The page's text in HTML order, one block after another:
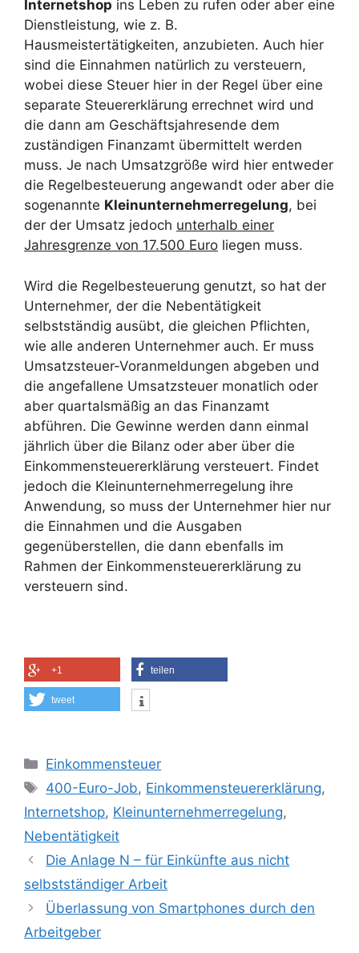
Internetshop ins Leben zu rufen oder aber eine
Dienstleistung, wie z. B.
Hausmeistertätigkeiten, anzubieten. Auch hier
sind die Einnahmen natürlich zu versteuern,
wobei diese Steuer hier in der Regel über eine
separate Steuererklärung errechnet wird und
die dann am Geschäftsjahresende dem
zuständigen Finanzamt übermittelt werden
muss. Je nach Umsatzgröße wird hier entweder
die Regelbesteuerung angewandt oder aber die
sogenannte Kleinunternehmerregelung, bei
der der Umsatz jedoch unterhalb einer
Jahresgrenze von 17.500 Euro liegen muss.
Wird die Regelbesteuerung genutzt, so hat der
Unternehmer, der die Nebentätigkeit
selbstständig ausübt, die gleichen Pflichten,
wie alle anderen Unternehmer auch. Er muss
Umsatzsteuer-Voranmeldungen abgeben und
die angefallene Umsatzsteuer monatlich oder
aber quartalsmäßig an das Finanzamt
abführen. Die Gewinne werden dann einmal
jährlich über die Bilanz oder aber über die
Einkommensteuererklärung versteuert. Findet
jedoch die Kleinunternehmerregelung ihre
Anwendung, so muss der Unternehmer hier nur
die Einnahmen und die Ausgaben
gegenüberstellen, die dann ebenfalls im
Rahmen der Einkommensteuererklärung zu
versteuern sind.
+1 teilen
tweet
Kategorien
Einkommensteuer
Schlagwörter
400-Euro-Job, Einkommensteuererklärung,
Internetshop, Kleinunternehmerregelung,
Nebentätigkeit
Die Anlage N – für Einkünfte aus nicht
selbstständiger Arbeit
Überlassung von Smartphones durch den
Arbeitgeber